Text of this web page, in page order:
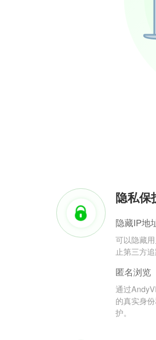
隐私保
隐藏IP地
可以隐藏
止第三方
匿名浏览
通过
的真实身
护。